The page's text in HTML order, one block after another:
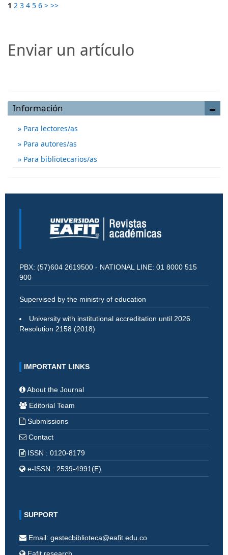
1 2 3 4 5 6 > >>
Enviar un artículo
Información
Para lectores/as
Para autores/as
Para bibliotecarios/as
PBX: (57)604 2619500 - NATIONAL LINE: 01 8000 515
900
Supervised by the ministry of education
University with institutional accreditation until 2026.
Resolution 2158 (2018)
IMPORTANT LINKS
About the Journal
Editorial Team
Submissions
Contact
ISSN : 0120-8179
e-ISSN : 2539-4991(E)
SUPPORT
Email: gestecbiblioteca@eafit.edu.co